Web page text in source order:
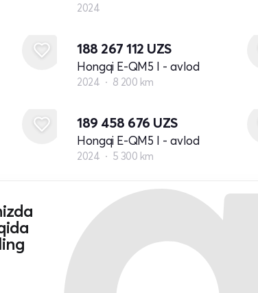
2024
188 267 112 UZS
Hongqi E-QM5 I - avlod
2024 8 200 km
189 458 676 UZS
Hongqi E-QM5 I - avlod
2024 5 300 km